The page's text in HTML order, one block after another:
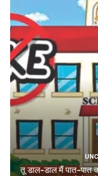
तू डाल-डाल मैं पात-पात